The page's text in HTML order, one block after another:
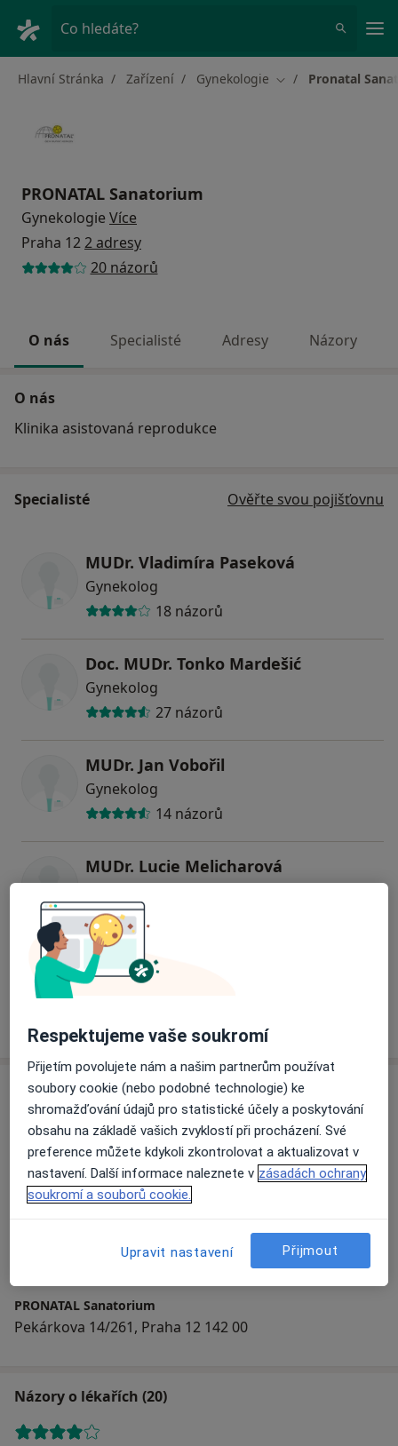
Co hledáte?
Hlavní Stránka Zařízení Gynekologie Změna města
Pronatal
PRONATAL Sanatorium
Gynekologie Více
Praha 122 adresy
20 názorů
O nás Specialisté Adresy Názory
O nás
Klinika asistovaná reprodukce
Specialisté Ověřte svou pojišťovnu
MUDr. Vladimíra Paseková
Gynekolog
18 názorů
Doc. MUDr. Tonko Mardešić
Gynekolog
27 názorů
MUDr. Jan Vobořil
Gynekolog
14 názorů
MUDr. Lucie Melicharová
MUDr. Nicole Mardešićová
Adresy (2)
Adresa 1 Adresa 2
PRONATAL Sanatorium
Pekárkova 14/261, Praha 12 142 00
Názory o lékařích (20)
Respektujeme vaše soukromí
Přijetím povolujete nám a našim partnerům používat
soubory cookie (nebo podobné technologie) ke
shromažďování údajů pro statistické účely a poskytování
obsahu na základě vašich zvyklostí při procházení. Své
preference můžete kdykoli zkontrolovat a aktualizovat v
nastavení. Další informace naleznete v zásadách ochrany
soukromí a souborů cookie.
Upravit nastavení Přijmout